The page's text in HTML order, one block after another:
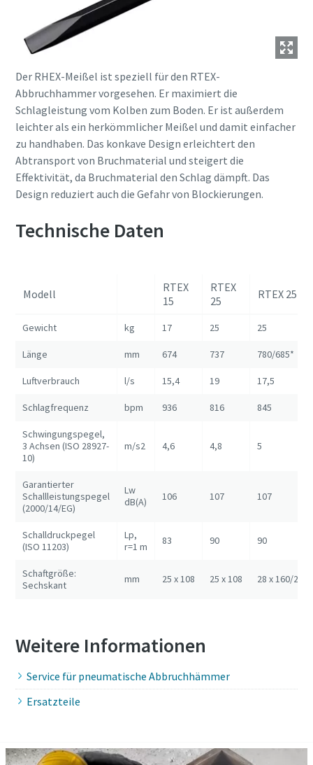
Der RHEX-Meißel ist speziell für den RTEX-
Abbruchhammer vorgesehen. Er maximiert die
Schlagleistung vom Kolben zum Boden. Er ist außerdem
leichter als ein herkömmlicher Meißel und damit einfacher
zu handhaben. Das konkave Design erleichtert den
Abtransport von Bruchmaterial und steigert die
Effektivität, da Bruchmaterial den Schlag dämpft. Das
Design reduziert auch die Gefahr von Blockierungen.
Technische Daten
Modell
RTEX
15
RTEX
25
RTEX 25
Gewicht kg 17 25 25
Länge mm 674 737 780/685*
Luftverbrauch l/s 15,4 19 17,5
Schlagfrequenz bpm 936 816 845
Schwingungspegel,
3 Achsen (ISO 28927-
10)
m/s2 4,6 4,8 5
Garantierter
Schallleistungspegel
(2000/14/EG)
Lw
dB(A)
106 107 107
Schalldruckpegel
(ISO 11203)
Lp,
r=1 m
83 90 90
Schaftgröße:
Sechskant
mm 25 x 108 25 x 108 28 x 160/28
Weitere Informationen
Service für pneumatische Abbruchhämmer
Ersatzteile